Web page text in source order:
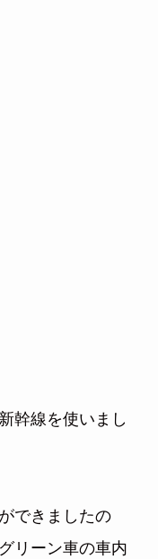
幹線を使いまし
できましたの
リーン車の車内